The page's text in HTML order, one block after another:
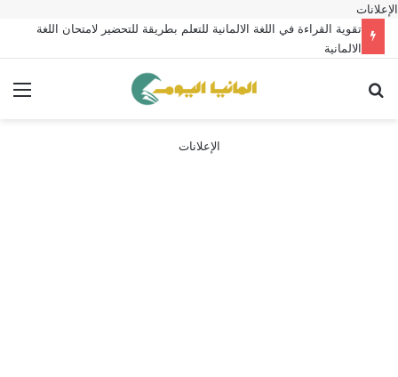
الإعلانات
تقوية القراءة في اللغة الالمانية للتعلم بطريقة للتحضير لامتحان اللغة
الالمانية
الإعلانات